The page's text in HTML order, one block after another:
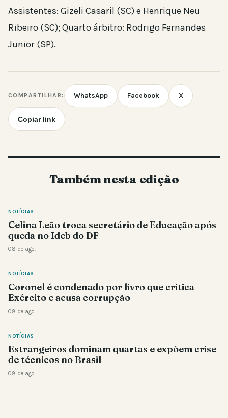
Assistentes: Gizeli Casaril (SC) e Henrique Neu
Ribeiro (SC); Quarto árbitro: Rodrigo Fernandes
Junior (SP).
COMPARTILHAR: WhatsApp Facebook X
Copiar link
Também nesta edição
NOTÍCIAS
Celina Leão troca secretário de Educação após
queda no Ideb do DF
08 de ago.
NOTÍCIAS
Coronel é condenado por livro que critica
Exército e acusa corrupção
08 de ago.
NOTÍCIAS
Estrangeiros dominam quartas e expõem crise
de técnicos no Brasil
08 de ago.